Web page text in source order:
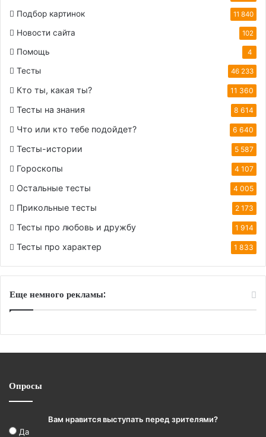
Подбор картинок 11 840
Новости сайта 102
Помощь 4
Тесты 46 233
Кто ты, какая ты? 11 360
Тесты на знания 8 614
Что или кто тебе подойдет? 6 640
Тесты-истории 5 587
Гороскопы 4 107
Остальные тесты 4 005
Прикольные тесты 2 173
Тесты про любовь и дружбу 1 914
Тесты про характер 1 833
Еще немного рекламы:
Опросы
Вам нравится выступать перед зрителями?
Да